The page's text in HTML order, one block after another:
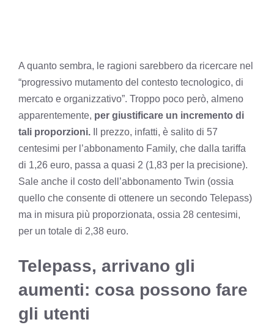
A quanto sembra, le ragioni sarebbero da ricercare nel
“progressivo mutamento del contesto tecnologico, di
mercato e organizzativo”. Troppo poco però, almeno
apparentemente, per giustificare un incremento di
tali proporzioni. Il prezzo, infatti, è salito di 57
centesimi per l’abbonamento Family, che dalla tariffa
di 1,26 euro, passa a quasi 2 (1,83 per la precisione).
Sale anche il costo dell’abbonamento Twin (ossia
quello che consente di ottenere un secondo Telepass)
ma in misura più proporzionata, ossia 28 centesimi,
per un totale di 2,38 euro.
Telepass, arrivano gli
aumenti: cosa possono fare
gli utenti